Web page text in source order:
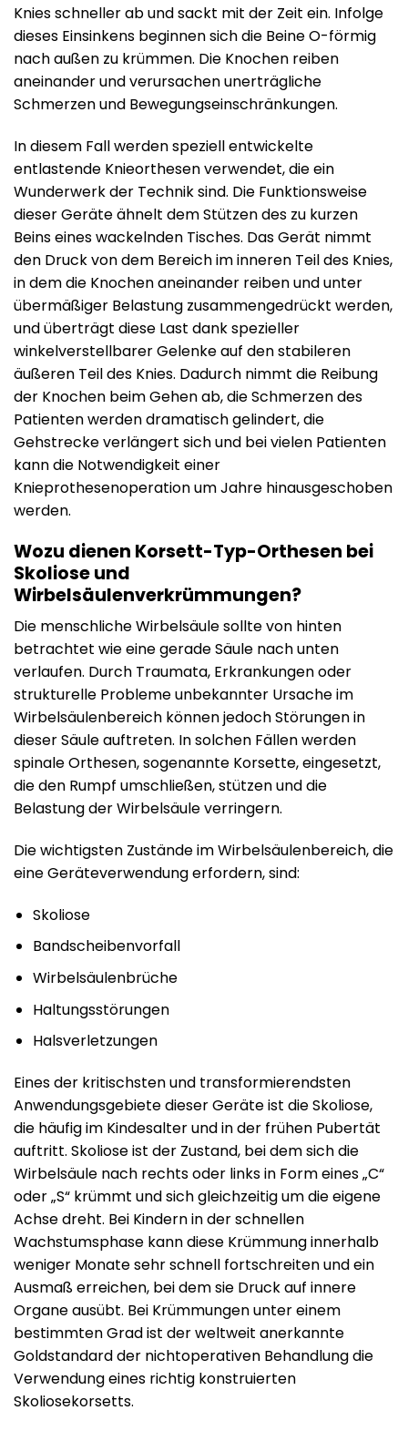
Knies schneller ab und sackt mit der Zeit ein. Infolge
dieses Einsinkens beginnen sich die Beine O-förmig
nach außen zu krümmen. Die Knochen reiben
aneinander und verursachen unerträgliche
Schmerzen und Bewegungseinschränkungen.
In diesem Fall werden speziell entwickelte
entlastende Knieorthesen verwendet, die ein
Wunderwerk der Technik sind. Die Funktionsweise
dieser Geräte ähnelt dem Stützen des zu kurzen
Beins eines wackelnden Tisches. Das Gerät nimmt
den Druck von dem Bereich im inneren Teil des Knies,
in dem die Knochen aneinander reiben und unter
übermäßiger Belastung zusammengedrückt werden,
und überträgt diese Last dank spezieller
winkelverstellbarer Gelenke auf den stabileren
äußeren Teil des Knies. Dadurch nimmt die Reibung
der Knochen beim Gehen ab, die Schmerzen des
Patienten werden dramatisch gelindert, die
Gehstrecke verlängert sich und bei vielen Patienten
kann die Notwendigkeit einer
Knieprothesenoperation um Jahre hinausgeschoben
werden.
Wozu dienen Korsett-Typ-Orthesen bei
Skoliose und
Wirbelsäulenverkrümmungen?
Die menschliche Wirbelsäule sollte von hinten
betrachtet wie eine gerade Säule nach unten
verlaufen. Durch Traumata, Erkrankungen oder
strukturelle Probleme unbekannter Ursache im
Wirbelsäulenbereich können jedoch Störungen in
dieser Säule auftreten. In solchen Fällen werden
spinale Orthesen, sogenannte Korsette, eingesetzt,
die den Rumpf umschließen, stützen und die
Belastung der Wirbelsäule verringern.
Die wichtigsten Zustände im Wirbelsäulenbereich, die
eine Geräteverwendung erfordern, sind:
Skoliose
Bandscheibenvorfall
Wirbelsäulenbrüche
Haltungsstörungen
Halsverletzungen
Eines der kritischsten und transformierendsten
Anwendungsgebiete dieser Geräte ist die Skoliose,
die häufig im Kindesalter und in der frühen Pubertät
auftritt. Skoliose ist der Zustand, bei dem sich die
Wirbelsäule nach rechts oder links in Form eines „C“
oder „S“ krümmt und sich gleichzeitig um die eigene
Achse dreht. Bei Kindern in der schnellen
Wachstumsphase kann diese Krümmung innerhalb
weniger Monate sehr schnell fortschreiten und ein
Ausmaß erreichen, bei dem sie Druck auf innere
Organe ausübt. Bei Krümmungen unter einem
bestimmten Grad ist der weltweit anerkannte
Goldstandard der nichtoperativen Behandlung die
Verwendung eines richtig konstruierten
Skoliosekorsetts.